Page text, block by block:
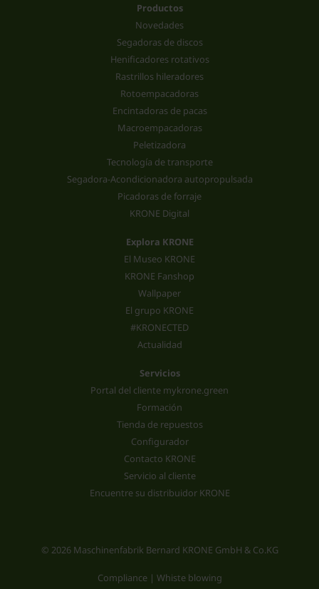
Productos
Novedades
Segadoras de discos
Henificadores rotativos
Rastrillos hileradores
Rotoempacadoras
Encintadoras de pacas
Macroempacadoras
Peletizadora
Tecnología de transporte
Segadora-Acondicionadora autopropulsada
Picadoras de forraje
KRONE Digital
Explora KRONE
El Museo KRONE
KRONE Fanshop
Wallpaper
El grupo KRONE
#KRONECTED
Actualidad
Servicios
Portal del cliente mykrone.green
Formación
Tienda de repuestos
Configurador
Contacto KRONE
Servicio al cliente
Encuentre su distribuidor KRONE
© 2026 Maschinenfabrik Bernard KRONE GmbH & Co.KG
Compliance | Whiste blowing